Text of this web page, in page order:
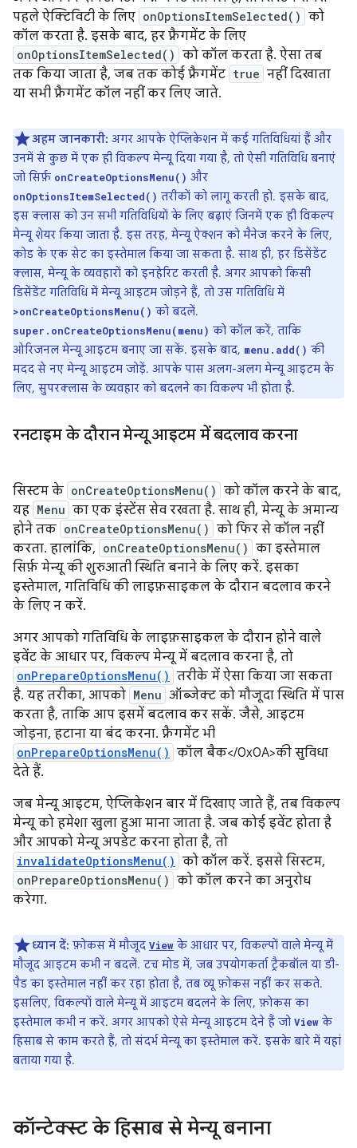
पहले ऐक्टिविटी के लिए onOptionsItemSelected() को
कॉल करता है. इसके बाद, हर फ़्रैगमेंट के लिए
onOptionsItemSelected() को कॉल करता है. ऐसा तब
तक किया जाता है, जब तक कोई फ़्रैगमेंट true नहीं दिखाता
या सभी फ़्रैगमेंट कॉल नहीं कर लिए जाते.
अहम जानकारी: अगर आपके ऐप्लिकेशन में कई गतिविधियां हैं और
उनमें से कुछ में एक ही विकल्प मेन्यू दिया गया है, तो ऐसी गतिविधि बनाएं
जो सिर्फ़ onCreateOptionsMenu() और
onOptionsItemSelected() तरीकों को लागू करती हो. इसके बाद,
इस क्लास को उन सभी गतिविधियों के लिए बढ़ाएं जिनमें एक ही विकल्प
मेन्यू शेयर किया जाता है. इस तरह, मेन्यू ऐक्शन को मैनेज करने के लिए,
कोड के एक सेट का इस्तेमाल किया जा सकता है. साथ ही, हर डिसेंडेंट
क्लास, मेन्यू के व्यवहारों को इनहेरिट करती है. अगर आपको किसी
डिसेंडेंट गतिविधि में मेन्यू आइटम जोड़ने हैं, तो उस गतिविधि में
>onCreateOptionsMenu() को बदलें.
super.onCreateOptionsMenu(menu) को कॉल करें, ताकि
ओरिजनल मेन्यू आइटम बनाए जा सकें. इसके बाद, menu.add() की
मदद से नए मेन्यू आइटम जोड़ें. आपके पास अलग-अलग मेन्यू आइटम के
लिए, सुपरक्लास के व्यवहार को बदलने का विकल्प भी होता है.
रनटाइम के दौरान मेन्यू आइटम में बदलाव करना
सिस्टम के onCreateOptionsMenu() को कॉल करने के बाद,
यह Menu का एक इंस्टेंस सेव रखता है. साथ ही, मेन्यू के अमान्य
होने तक onCreateOptionsMenu() को फिर से कॉल नहीं
करता. हालांकि, onCreateOptionsMenu() का इस्तेमाल
सिर्फ़ मेन्यू की शुरुआती स्थिति बनाने के लिए करें. इसका
इस्तेमाल, गतिविधि की लाइफ़साइकल के दौरान बदलाव करने
के लिए न करें.
अगर आपको गतिविधि के लाइफ़साइकल के दौरान होने वाले
इवेंट के आधार पर, विकल्प मेन्यू में बदलाव करना है, तो
onPrepareOptionsMenu() तरीके में ऐसा किया जा सकता
है. यह तरीका, आपको Menu ऑब्जेक्ट को मौजूदा स्थिति में पास
करता है, ताकि आप इसमें बदलाव कर सकें. जैसे, आइटम
जोड़ना, हटाना या बंद करना. फ़्रैगमेंट भी
onPrepareOptionsMenu() कॉल बैक</0x0A>की सुविधा
देते हैं.
जब मेन्यू आइटम, ऐप्लिकेशन बार में दिखाए जाते हैं, तब विकल्प
मेन्यू को हमेशा खुला हुआ माना जाता है. जब कोई इवेंट होता है
और आपको मेन्यू अपडेट करना होता है, तो
invalidateOptionsMenu() को कॉल करें. इससे सिस्टम,
onPrepareOptionsMenu() को कॉल करने का अनुरोध
करेगा.
ध्यान दें: फ़ोकस में मौजूद View के आधार पर, विकल्पों वाले मेन्यू में
मौजूद आइटम कभी न बदलें. टच मोड में, जब उपयोगकर्ता ट्रैकबॉल या डी-
पैड का इस्तेमाल नहीं कर रहा होता है, तब व्यू फ़ोकस नहीं कर सकते.
इसलिए, विकल्पों वाले मेन्यू में आइटम बदलने के लिए, फ़ोकस का
इस्तेमाल कभी न करें. अगर आपको ऐसे मेन्यू आइटम देने हैं जो View के
हिसाब से काम करते हैं, तो संदर्भ मेन्यू का इस्तेमाल करें. इसके बारे में यहां
बताया गया है.
कॉन्टेक्स्ट के हिसाब से मेन्यू बनाना